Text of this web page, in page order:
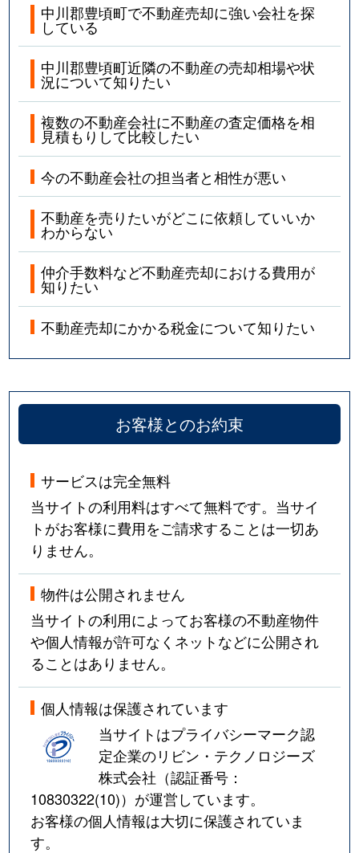
中川郡豊頃町で不動産売却に強い会社を探
している
中川郡豊頃町近隣の不動産の売却相場や状
況について知りたい
複数の不動産会社に不動産の査定価格を相
見積もりして比較したい
今の不動産会社の担当者と相性が悪い
不動産を売りたいがどこに依頼していいか
わからない
仲介手数料など不動産売却における費用が
知りたい
不動産売却にかかる税金について知りたい
お客様とのお約束
サービスは完全無料
当サイトの利用料はすべて無料です。当サイ
トがお客様に費用をご請求することは一切あ
りません。
物件は公開されません
当サイトの利用によってお客様の不動産物件
や個人情報が許可なくネットなどに公開され
ることはありません。
個人情報は保護されています
当サイトはプライバシーマーク認
定企業のリビン・テクノロジーズ
株式会社（認証番号：
10830322(10)）が運営しています。
お客様の個人情報は大切に保護されていま
す。